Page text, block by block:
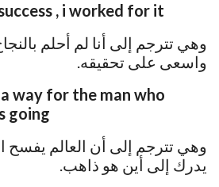
, i worked for it
وهي تترجم إلى أنا لم أحلم
واسعى على تحقيقه.
way for the man who
going
وهي تترجم إلى أن العالم يفسح
يدرك إلى أين هو ذاهب.